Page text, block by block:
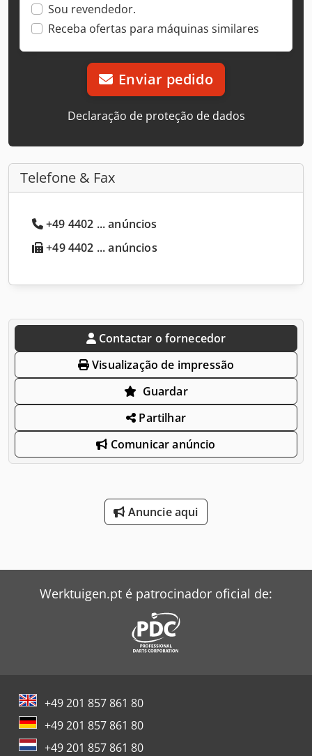
Sou revendedor.
Receba ofertas para máquinas similares
Enviar pedido
Declaração de proteção de dados
Telefone & Fax
+49 4402 ... anúncios
+49 4402 ... anúncios
Contactar o fornecedor
Visualização de impressão
Guardar
Partilhar
Comunicar anúncio
Anuncie aqui
Werktuigen.pt é patrocinador oficial de:
+49 201 857 861 80
+49 201 857 861 80
+49 201 857 861 80